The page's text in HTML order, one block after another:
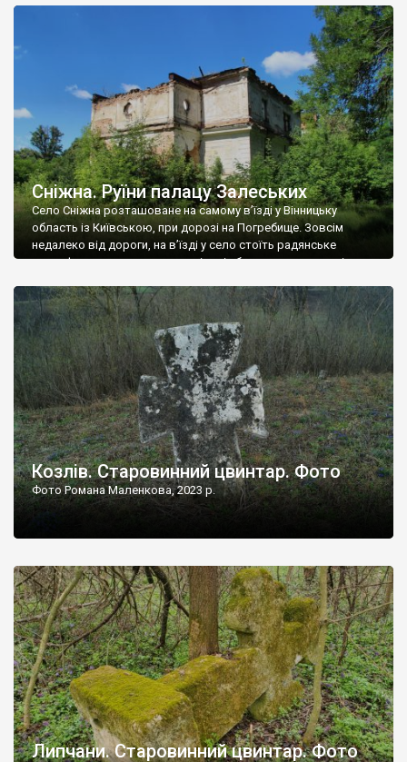
Наддністрянське відрізняється від більшості навколишніх
сіл. У селі є мурована Михайлівська церква. Точної дати […]
Сніжна. Руїни палацу Залеських
Село Сніжна розташоване на самому в’їзді у Вінницьку
область із Київською, при дорозі на Погребище. Зовсім
недалеко від дороги, на в’їзді у село стоїть радянське
рельєфне пано, яке показує жінку і яблуню, а трохи далі, десь
не видно, але видно дві стареньких колії у траві – […]
Козлів. Старовинний цвинтар. Фото
Фото Романа Маленкова, 2023 р.
Липчани. Старовинний цвинтар. Фото